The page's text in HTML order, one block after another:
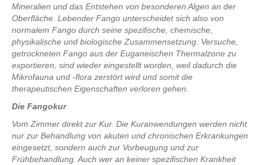
Mineralien und das Entstehen von besonderen Algen an der
Oberfläche. Lebender Fango unterscheidet sich also von
normalem Fango durch seine spezifische, chemische,
physikalische und biologische Zusammensetzung. Versuche,
getrockneten Fango aus der Euganeischen Thermalzone zu
exportieren, sind wieder eingestellt worden, weil dadurch die
Mikrofauna und -flora zerstört wird und somit die
therapeutischen Eigenschaften verloren gehen.
Die Fangokur
Vom Zimmer direkt zur Kur. Die Kuranwendungen werden nicht
nur zur Behandlung von akuten und chronischen Erkrankungen
eingesetzt, sondern auch zur Vorbeugung und zur
Frühbehandlung. Auch wer an keiner spezifischen Krankheit